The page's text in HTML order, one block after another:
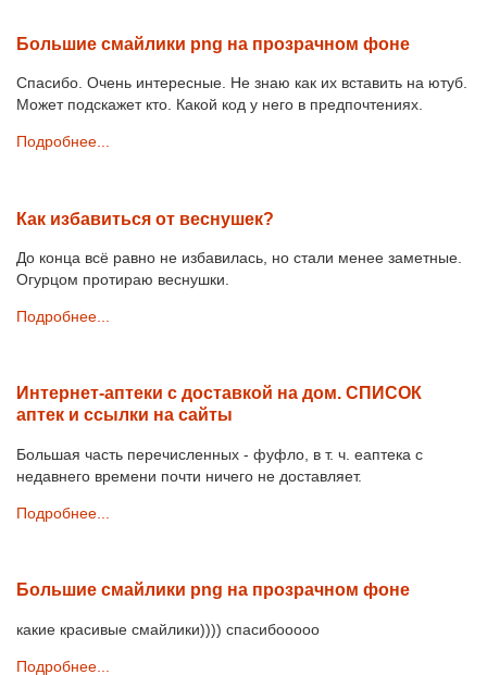
Большие смайлики png на прозрачном фоне
Спасибо. Очень интересные. Не знаю как их вставить на ютуб.
Может подскажет кто. Какой код у него в предпочтениях.
Подробнее...
Как избавиться от веснушек?
До конца всё равно не избавилась, но стали менее заметные.
Огурцом протираю веснушки.
Подробнее...
Интернет-аптеки с доставкой на дом. СПИСОК
аптек и ссылки на сайты
Большая часть перечисленных - фуфло, в т. ч. еаптека с
недавнего времени почти ничего не доставляет.
Подробнее...
Большие смайлики png на прозрачном фоне
какие красивые смайлики)))) спасибооооо
Подробнее...